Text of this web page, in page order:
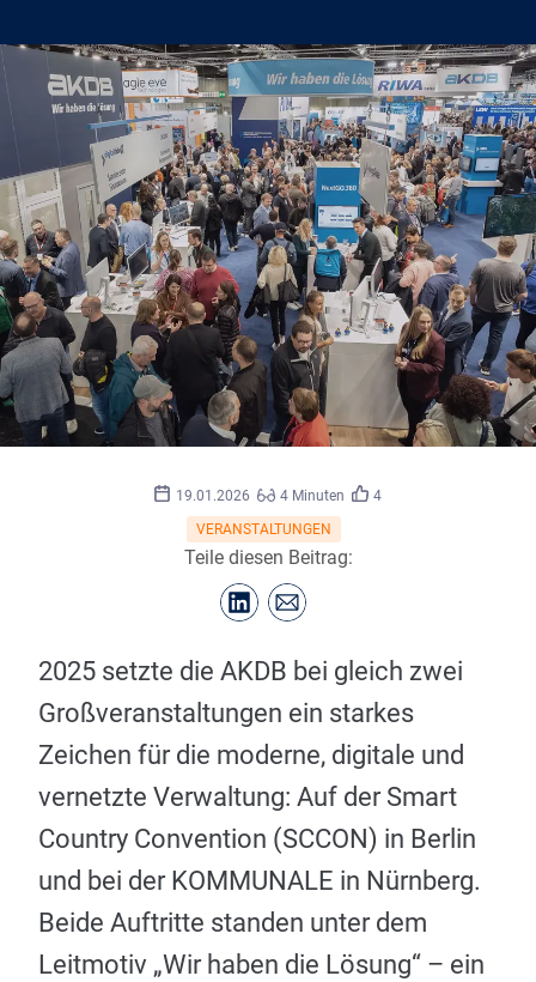
19.01.2026 4 Minuten
4
VERANSTALTUNGEN
Teile diesen Beitrag:
2025 setzte die AKDB bei gleich zwei
Großveranstaltungen ein starkes
Zeichen für die moderne, digitale und
vernetzte Verwaltung: Auf der Smart
Country Convention (SCCON) in Berlin
und bei der KOMMUNALE in Nürnberg.
Beide Auftritte standen unter dem
Leitmotiv „Wir haben die Lösung“ – ein